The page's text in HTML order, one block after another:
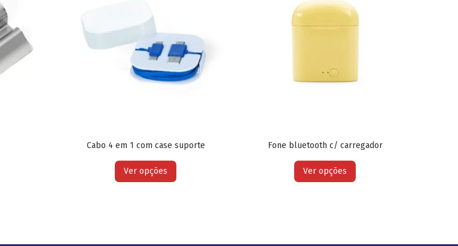
Cabo 4 em 1 com case suporte
Ver opções
Fone bluetooth c/ carregador
Ver opções